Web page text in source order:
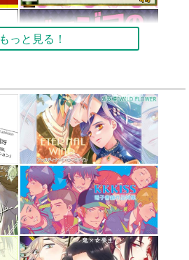
もっと見る！